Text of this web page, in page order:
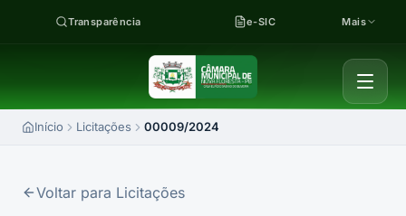
Transparência e-SIC Mais
Início Licitações 00009/2024
Voltar para Licitações